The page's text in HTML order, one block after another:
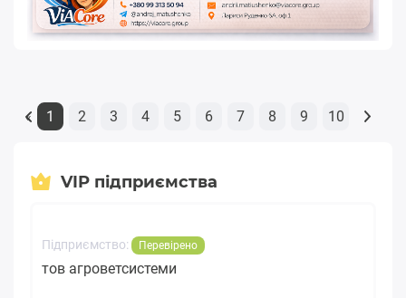
« 1 2 3 4 5 6 7 8 9 10
VIP підприємства
Підприємство: Перевірено
тов агроветсистеми